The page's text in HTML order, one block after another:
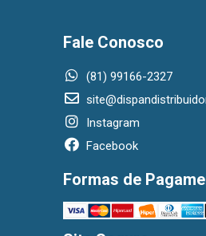
Fale Conosco
(81) 99166-2327
Instagram
Facebook
Formas de